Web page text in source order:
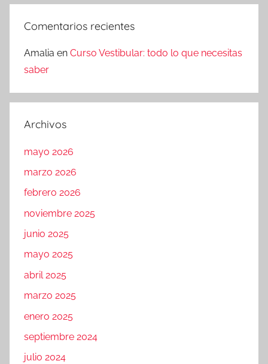
Comentarios recientes
Amalia en Curso Vestibular: todo lo que necesitas
saber
Archivos
mayo 2026
marzo 2026
febrero 2026
noviembre 2025
junio 2025
mayo 2025
abril 2025
marzo 2025
enero 2025
septiembre 2024
julio 2024